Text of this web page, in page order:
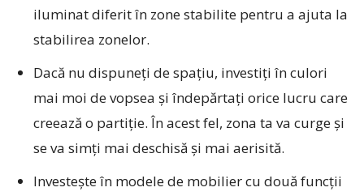
iluminat diferit în zone stabilite pentru a ajuta la
stabilirea zonelor.
Dacă nu dispuneți de spațiu, investiți în culori
mai moi de vopsea și îndepărtați orice lucru care
creează o partiție. În acest fel, zona ta va curge și
se va simți mai deschisă și mai aerisită.
Investește în modele de mobilier cu două funcții